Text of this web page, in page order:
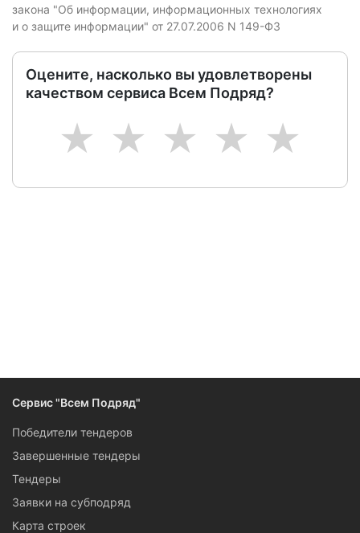
закона "Об информации, информационных технологиях
и о защите информации" от 27.07.2006 N 149-ФЗ
Оцените, насколько вы удовлетворены
качеством сервиса Всем Подряд?
5
4
3
2
1
Сервис "Всем Подряд"
Победители тендеров
Завершенные тендеры
Тендеры
Заявки на субподряд
Карта строек